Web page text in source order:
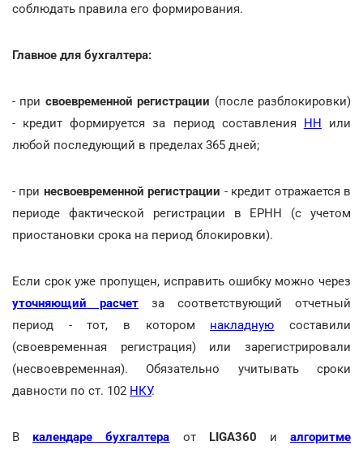
соблюдать правила его формирования.
Главное для бухгалтера:
- при своевременной регистрации (после разблокировки)
- кредит формируется за период составления НН или
любой последующий в пределах 365 дней;
- при несвоевременной регистрации - кредит отражается в
периоде фактической регистрации в ЕРНН (с учетом
приостановки срока на период блокировки).
Если срок уже пропущен, исправить ошибку можно через
уточняющий расчет за соответствующий отчетный
период - тот, в котором накладную составили
(своевременная регистрация) или зарегистрировали
(несвоевременная). Обязательно учитывать сроки
давности по ст. 102 НКУ.
В календаре бухгалтера от LIGA360 иалгоритме